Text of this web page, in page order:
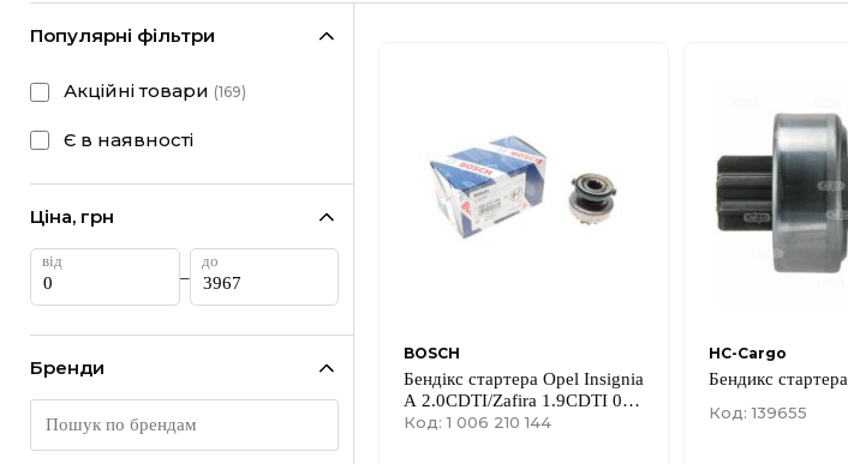
OPEL
RAM RAVON RENAULT SEAT
TOYOTA
Популярні фільтри
Акційні товари (169)
Є в наявності
Ціна, грн
–
Бренди
BOSCH
Бендікс стартера Opel Insignia
A 2.0CDTI/Zafira 1.9CDTI 05-
17
Код: 1 006 210 144
HC-Cargo
Бендикс стартера
Код: 139655